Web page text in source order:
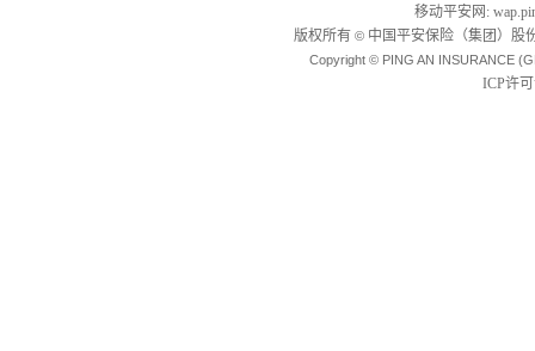
移动平安网 :
版权所有 ©中国平安保险（集团）股
Copyright © PING AN INSURANCE
ICP许